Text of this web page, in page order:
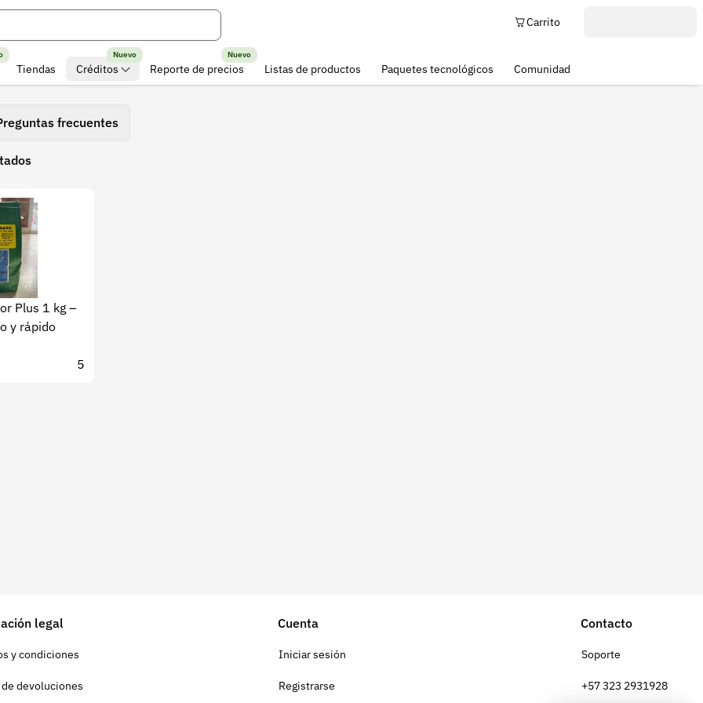
Carrito
Tiendas Créditos
Nuevo
Reporte de precios
Nuevo
Listas de productos Paquetes tecnológicos Comunidad
frecuentes
Plus 1 kg –
y rápido
5
legal
y condiciones
devoluciones
Cuenta
Iniciar sesión
Registrarse
Contacto
Soporte
+57 323 2931928